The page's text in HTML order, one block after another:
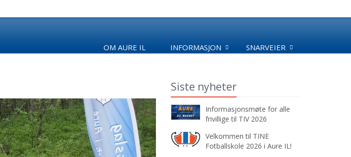
OM AURE IL INFORMASJON SNARVEIER
Siste nyheter
Informasjonsmøte for alle
frivillige til TIV 2026
Velkommen til TINE
Fotballskole 2026 i Aure IL!